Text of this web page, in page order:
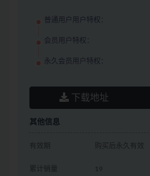
普通用户用户特权：
会员用户特权：
永久会员用户特权：
下载地址
其他信息
有效期 购买后永久有效
累计销量 19